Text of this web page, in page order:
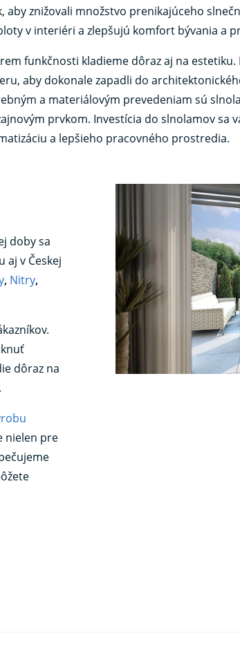
aby znižovali množstvo prenikajúceho
v interiéri a zlepšujú komfort bývania a
funkčnosti kladieme dôraz aj na
aby dokonale zapadli do
a materiálovým prevedeniam sú
prvkom. Investícia do slnolamov sa
a lepšieho pracovného prostredia.
doby sa
aj v Českej
, Nitry,
dôraz na
nielen pre